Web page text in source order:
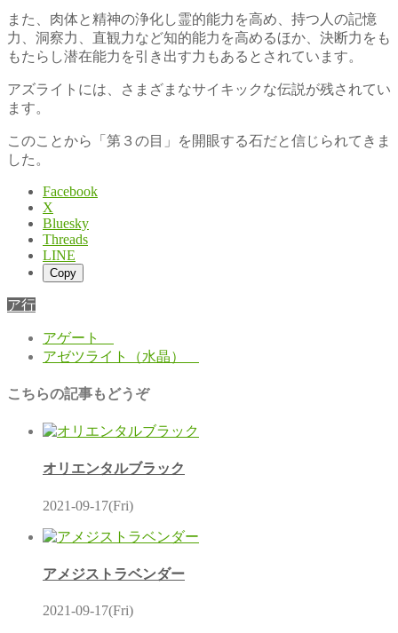
また、肉体と精神の浄化し霊的能力を高め、持つ人の記憶
力、洞察力、直観力など知的能力を高めるほか、決断力をも
もたらし潜在能力を引き出す力もあるとされています。
アズライトには、さまざまなサイキックな伝説が残されてい
ます。
このことから「第３の目」を開眼する石だと信じられてきま
した。
Facebook
X
Bluesky
Threads
LINE
Copy
ア行
アゲート
アゼツライト（水晶）
こちらの記事もどうぞ
オリエンタルブラック
2021-09-17(Fri)
アメジストラベンダー
2021-09-17(Fri)